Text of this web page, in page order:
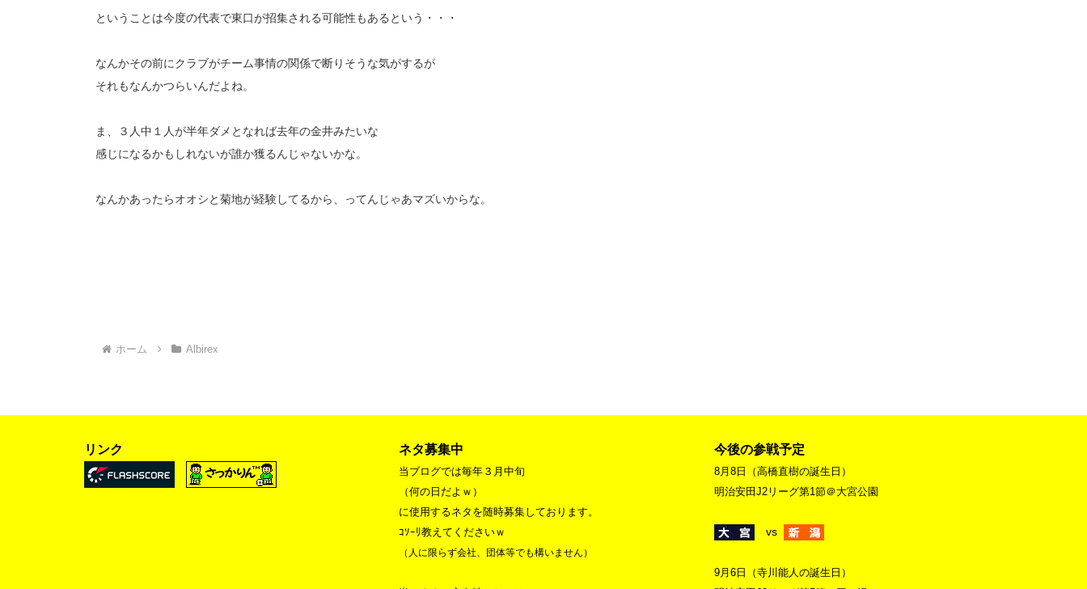
ということは今度の代表で東口が招集される可能性もあるという・・・
なんかその前にクラブがチーム事情の関係で断りそうな気がするが
それもなんかつらいんだよね。
ま、３人中１人が半年ダメとなれば去年の金井みたいな
感じになるかもしれないが誰か獲るんじゃないかな。
なんかあったらオオシと菊地が経験してるから、ってんじゃあマズいからな。
ホーム Albirex
リンク ネタ募集中
当ブログでは毎年３月中旬
（何の日だよｗ）
に使用するネタを随時募集しております。
ｺｿｰﾘ教えてくださいｗ
（人に限らず会社、団体等でも構いません）
今後の参戦予定
8月8日（高橋直樹の誕生日）
明治安田J2リーグ第1節＠大宮公園
vs
9月6日（寺川能人の誕生日）